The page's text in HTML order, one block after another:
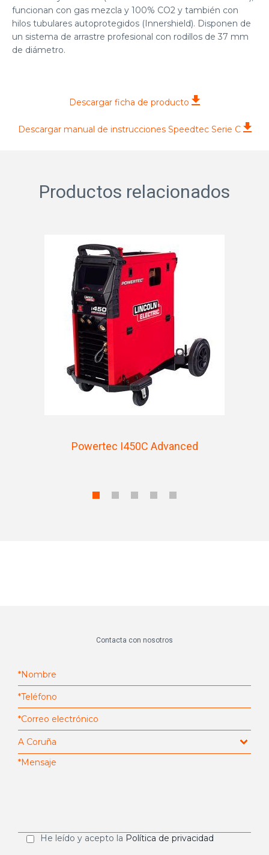
funcionan con gas mezcla y 100% CO2 y también con
hilos tubulares autoprotegidos (Innershield). Disponen de
un sistema de arrastre profesional con rodillos de 37 mm
de diámetro.
Descargar ficha de producto
Descargar manual de instrucciones Speedtec Serie C
Productos relacionados
Powertec I450C Advanced
Contacta con nosotros
He leído y acepto la Política de privacidad